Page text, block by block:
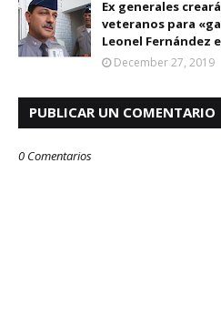
Ex generales
veteranos para
Leonel Fernández
December 27, 2019
PUBLICAR UN COMENTARIO
0 Comentarios